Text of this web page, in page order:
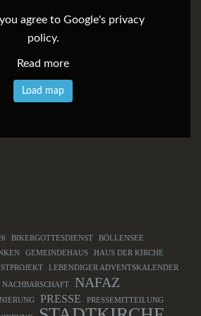
agree to Google's privacy
policy.
Read more
Load map
BIKERGOTTESDIENST
BÖLLENSEE
GEMEINDEHAUS
HAUS DER KIRCHE
LEBENDIGER ADVENTSKALENDER
NACHBARSCHAFT NAFAZ
PRESSE PRESSEMITTEILUNG